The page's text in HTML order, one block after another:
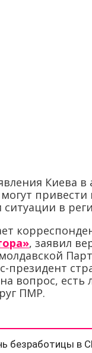
Киева в
привести
в
, заявил
президент
вопрос, есть
ПМР.